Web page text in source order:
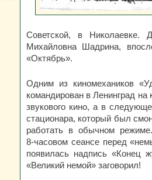
Советской, в
Михайловна Шадрина,
«Октябрь».
Одним из киномехаников
командирован в Ленинград на
звукового кино, а в
стационара, который был
работать в обычном
8-часовом сеансе перед
появилась надпись «Конец
«Великий немой» заговорил!